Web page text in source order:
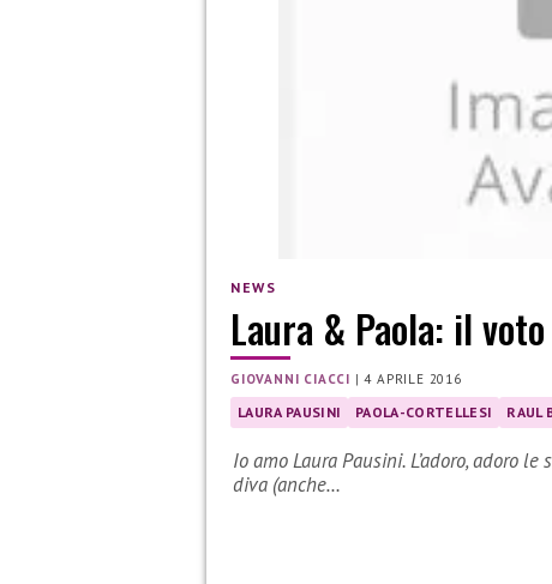
NEWS
Laura & Paola: il
GIOVANNI CIACCI |4 APRILE 2016
LAURA PAUSINI PAOLA-CORTELLESI RAUL
Io amo Laura Pausini. L’adoro, adoro
diva (anche…